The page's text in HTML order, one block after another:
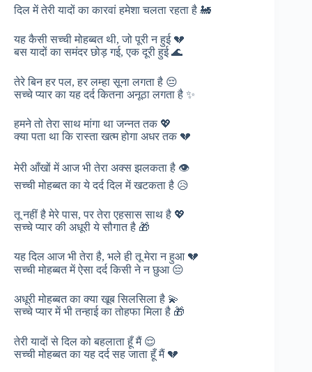
दिल में तेरी यादों का कारवां हमेशा चलता रहता है 🚂
यह कैसी सच्ची मोहब्बत थी, जो पूरी न हुई 💔
बस यादों का समंदर छोड़ गई, एक दूरी हुई 🌊
तेरे बिन हर पल, हर लम्हा सूना लगता है 😔
सच्चे प्यार का यह दर्द कितना अनूठा लगता है ✨
हमने तो तेरा साथ मांगा था जन्नत तक 💖
क्या पता था कि रास्ता खत्म होगा अधर तक 💔
मेरी आँखों में आज भी तेरा अक्स झलकता है 👁️
सच्ची मोहब्बत का ये दर्द दिल में खटकता है 😥
तू नहीं है मेरे पास, पर तेरा एहसास साथ है 💖
सच्चे प्यार की अधूरी ये सौगात है 🎁
यह दिल आज भी तेरा है, भले ही तू मेरा न हुआ 💔
सच्ची मोहब्बत में ऐसा दर्द किसी ने न छुआ 😔
अधूरी मोहब्बत का क्या खूब सिलसिला है 💫
सच्चे प्यार में भी तन्हाई का तोहफा मिला है 🎁
तेरी यादों से दिल को बहलाता हूँ मैं 😌
सच्ची मोहब्बत का यह दर्द सह जाता हूँ मैं 💔